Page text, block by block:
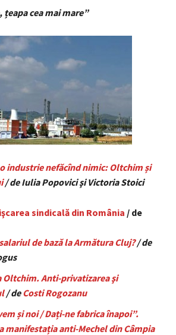
țeapa cea mai mare”
industrie nefăcînd nimic: Oltchim și
/ de Iulia Popovici şi Victoria Stoici
sindicală din România / de
de bază la Armătura Cluj?/ de
Oltchim. Anti-privatizarea şi
/ deCosti Rogozanu
și noi / Dați-ne fabrica înapoi”.
manifestația anti-Mechel din Câmpia